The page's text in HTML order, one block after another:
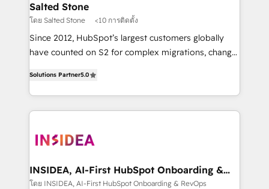
Salted Stone
โดย Salted Stone <10 การติดตั้ง
Since 2012, HubSpot’s largest customers globally
have counted on S2 for complex migrations, change
solutions that deliver measurable impact and
transform brand experiences As one of the few full-
service creative agencies in the HubSpot
winning design to build scalable, globally
marketing campaigns, & RevOps frameworks that
fuel long-term success We connect the entire
Solutions Partner5.0
INSIDEA, AI-First HubSpot Onboarding &
RevOps
โดย INSIDEA, AI-First HubSpot Onboarding & RevOps